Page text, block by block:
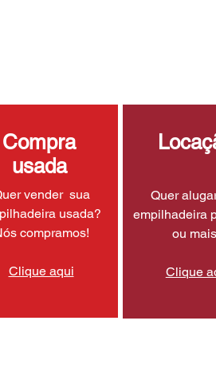
Compra
usada
vender sua
usada?
compramos!
Clique aqui
Quer
empilhadeira
ou
Clique